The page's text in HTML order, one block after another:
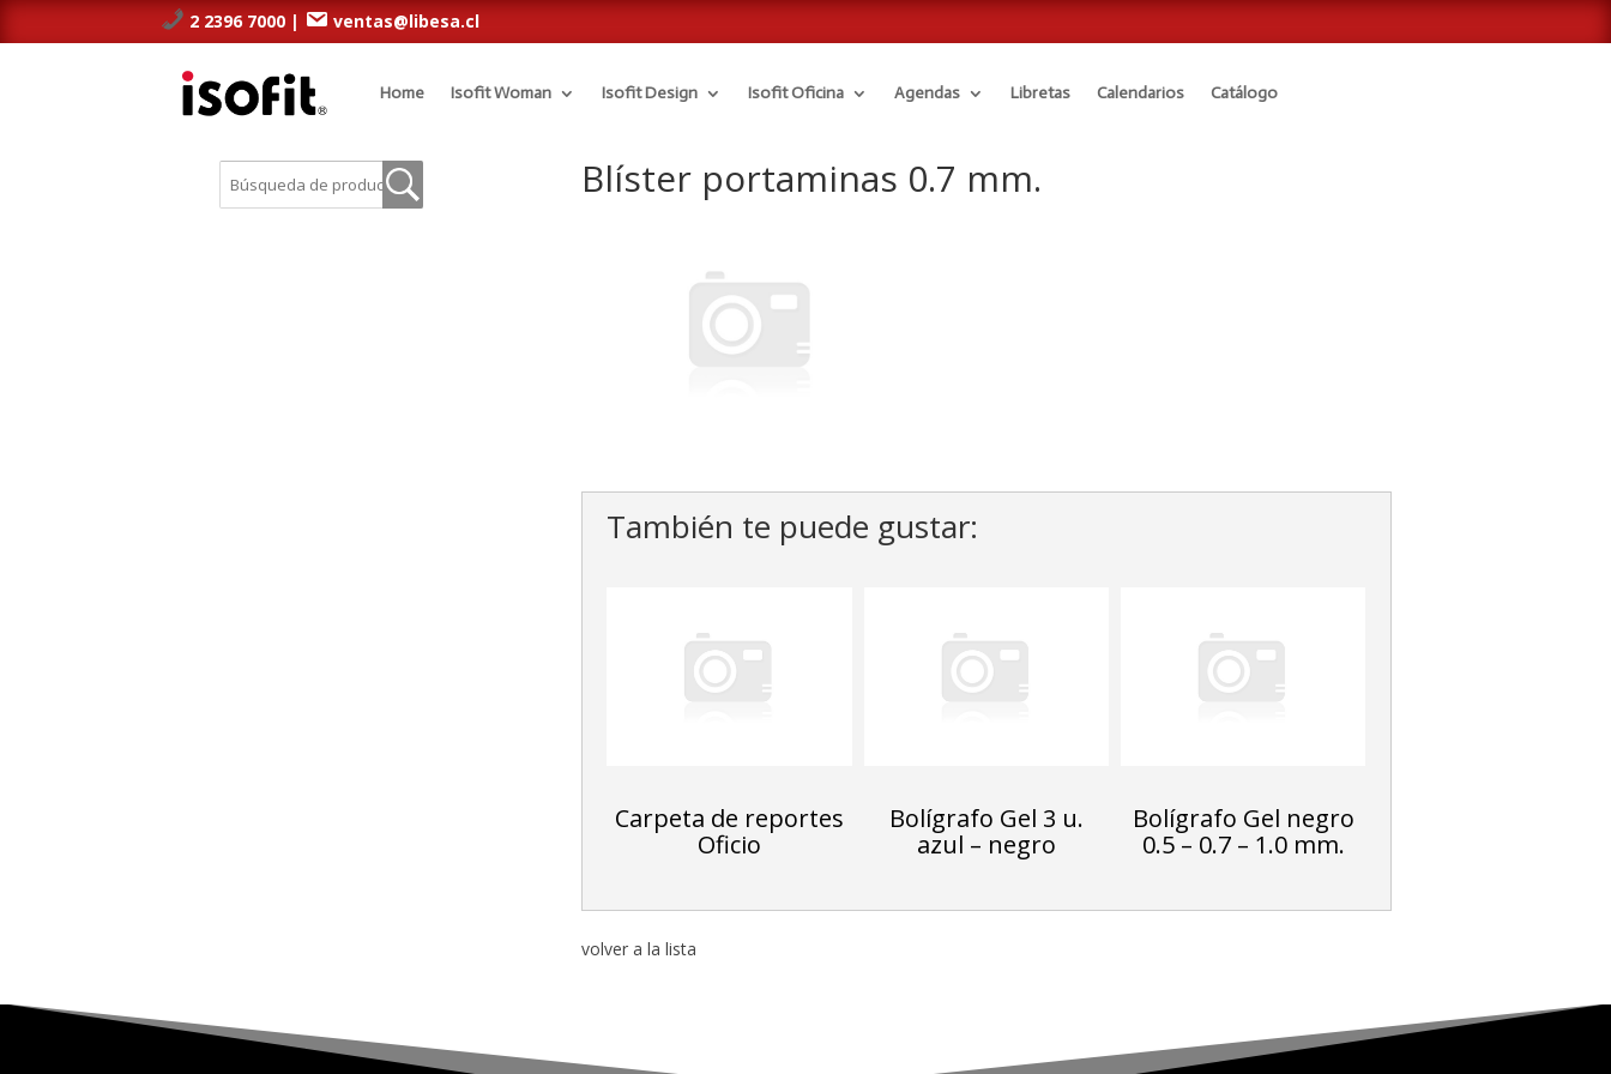
2 2396 7000 | ventas@libesa.cl
Home Isofit Woman Isofit Design Isofit Oficina Agendas Libretas Calendarios Catálogo
Blíster portaminas 0.7 mm.
También te puede gustar:
Carpeta de reportes
Oficio
Bolígrafo Gel 3 u.
azul – negro
Bolígrafo Gel negro
0.5 – 0.7 – 1.0 mm.
volver a la lista